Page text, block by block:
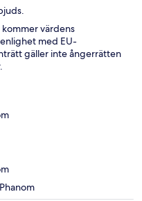
värdens
med EU-
gäller inte ångerrätten